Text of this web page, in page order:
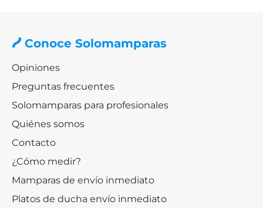
Conoce Solomamparas
Opiniones
Preguntas frecuentes
Solomamparas para profesionales
Quiénes somos
Contacto
¿Cómo medir?
Mamparas de envío inmediato
Platos de ducha envío inmediato